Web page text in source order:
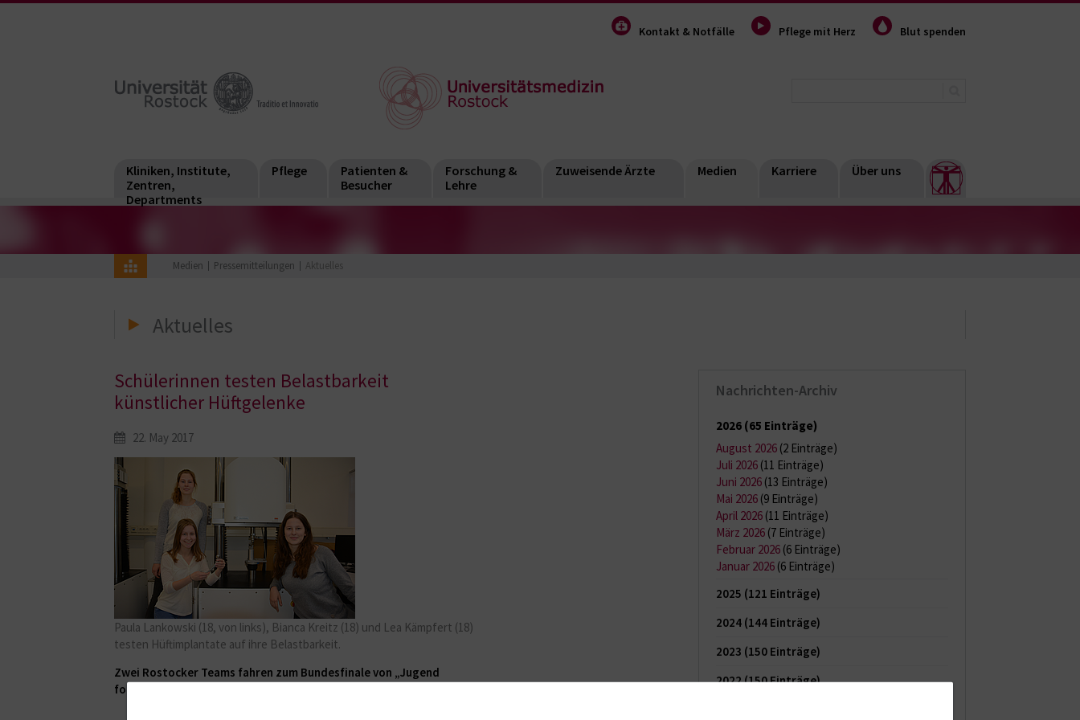
Kontakt & Notfälle Pflege mit Herz Blut spenden
Kliniken, Institute,
Zentren,
Departments
Pflege
Patienten &
Besucher
Forschung &
Lehre
Zuweisende Ärzte Medien Karriere Über uns
Medien Pressemitteilungen Aktuelles
Aktuelles
Schülerinnen testen Belastbarkeit
künstlicher Hüftgelenke
22. May 2017
Paula Lankowski (18, von links), Bianca Kreitz (18) und Lea Kämpfert (18)
testen Hüftimplantate auf ihre Belastbarkeit.
Zwei Rostocker Teams fahren zum Bundesfinale von „Jugend
forscht“
Nachrichten-Archiv
2026 (65 Einträge)
August 2026 (2 Einträge)
Juli 2026 (11 Einträge)
Juni 2026 (13 Einträge)
Mai 2026 (9 Einträge)
April 2026 (11 Einträge)
März 2026 (7 Einträge)
Februar 2026 (6 Einträge)
Januar 2026 (6 Einträge)
2025 (121 Einträge)
2024 (144 Einträge)
2023 (150 Einträge)
2022(150 Einträge)